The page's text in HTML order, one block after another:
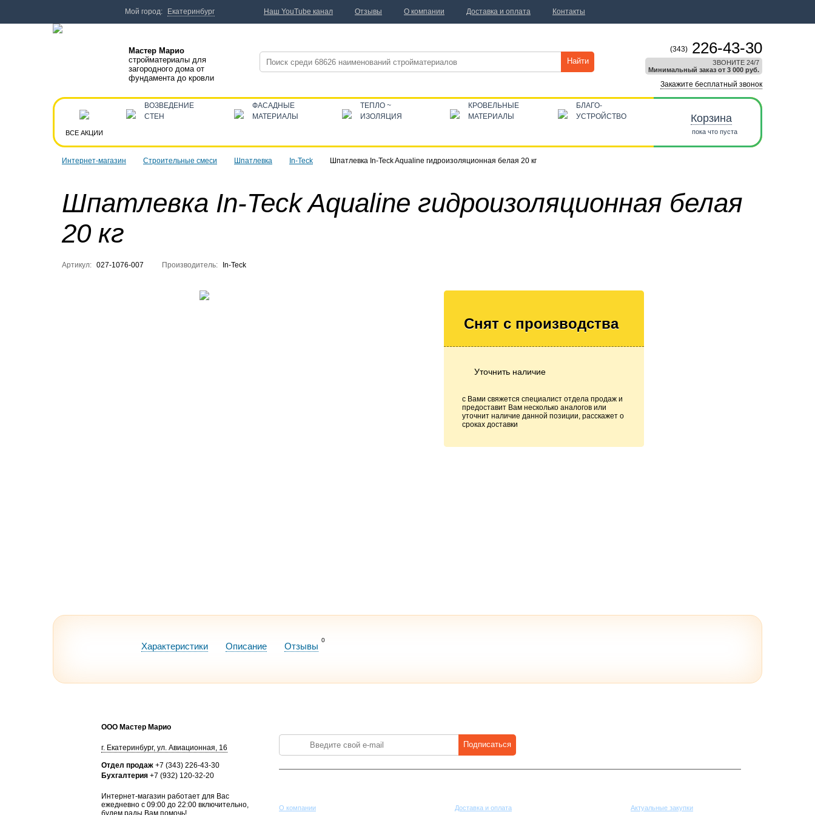
Интернет-магазин Строительные смеси Шпатлевка In-Teck Шпатлевка In-Teck Aqualine гидроизоляционная белая 20 кг
Шпатлевка In-Teck Aqualine гидроизоляционная белая
20 кг
Артикул: 027-1076-007 Производитель: In-Teck
Снят с производства
Уточнить наличие
с Вами свяжется специалист отдела продаж и
предоставит Вам несколько аналогов или
уточнит наличие данной позиции, расскажет о
сроках доставки
Характеристики Описание Отзывы
0
Мастер Марио
стройматериалы для
загородного дома от
фундамента до кровли
Найти
(343) 226-43-30
ЗВОНИТЕ 24/7
Минимальный заказ от 3 000 руб.
Закажите бесплатный звонок
ВСЕ АКЦИИ
ВОЗВЕДЕНИЕ
СТЕН
ФАСАДНЫЕ
МАТЕРИАЛЫ
ТЕПЛО ~
ИЗОЛЯЦИЯ
КРОВЕЛЬНЫЕ
МАТЕРИАЛЫ
БЛАГО-
УСТРОЙСТВО
Корзина
пока что пуста
ООО Мастер Марио
г. Екатеринбург, ул. Авиационная, 16
Отдел продаж +7 (343) 226-43-30
Бухгалтерия +7 (932) 120-32-20
Интернет-магазин работает для Вас
ежедневно с 09:00 до 22:00 включительно,
будем рады Вам помочь!
Подписаться
О компании Доставка и оплата Актуальные закупки
Мой город: Екатеринбург Наш YouTube канал Отзывы О компании Доставка и оплата Контакты